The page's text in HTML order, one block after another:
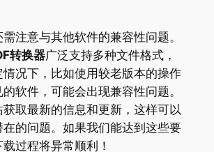
注意与其他软件的兼容性问题。
转换器广泛支持多种文件格式，
况下，比如使用较老版本的操作
软件，可能会出现兼容性问题。
取最新的信息和更新，这样可以
的问题。如果我们能达到这些要
过程将异常顺利！